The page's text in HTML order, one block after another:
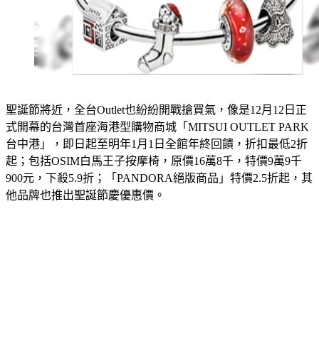
聖誕節將近，全台Outlet也紛紛開戰搶買氣，像是12月12日正
式開幕的台灣首座海港型購物商城「MITSUI OUTLET PARK
台中港」，即日起至明年1月1日全館年終回饋，折扣最低2折
起；包括OSIM白馬王子按摩椅，原價16萬8千，特價9萬9千
900元，下殺5.9折；「PANDORA絕版商品」特價2.5折起，其
他品牌也推出聖誕節慶優惠價。